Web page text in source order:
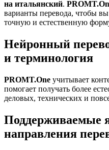
на итальянский.
варианты перевода, чтобы
точную и естественную
Нейронный
и терминология
PROMT.One учитывает
помогает получать более
деловых, технических и
Поддерживаемые
направления